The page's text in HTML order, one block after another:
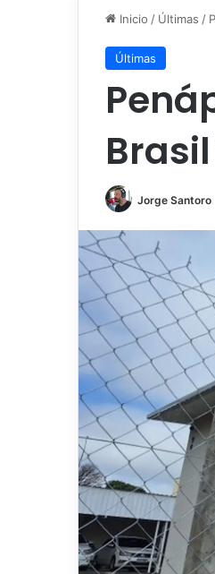
Inicio / Últimas /
Últimas
Jorge Santoro